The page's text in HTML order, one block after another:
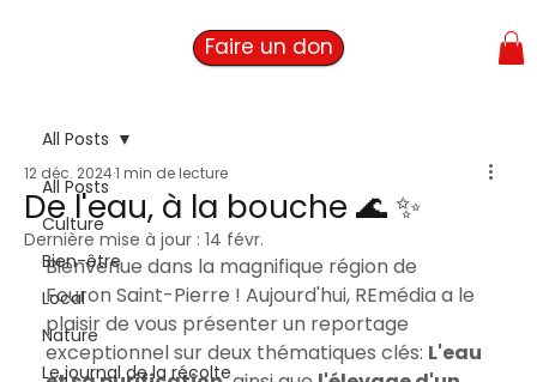
Faire un don
All Posts
Culture
Bien-être
Local
Nature
Le journal de la récolte
All Posts
De l'eau, à la bouche 🌊 ✨
12 déc. 20241 min de lecture
Dernière mise à jour : 14 févr.
Bienvenue dans la magnifique région de
Fouron Saint-Pierre ! Aujourd'hui, REmédia a le
plaisir de vous présenter un reportage
exceptionnel sur deux thématiques clés: L'eau